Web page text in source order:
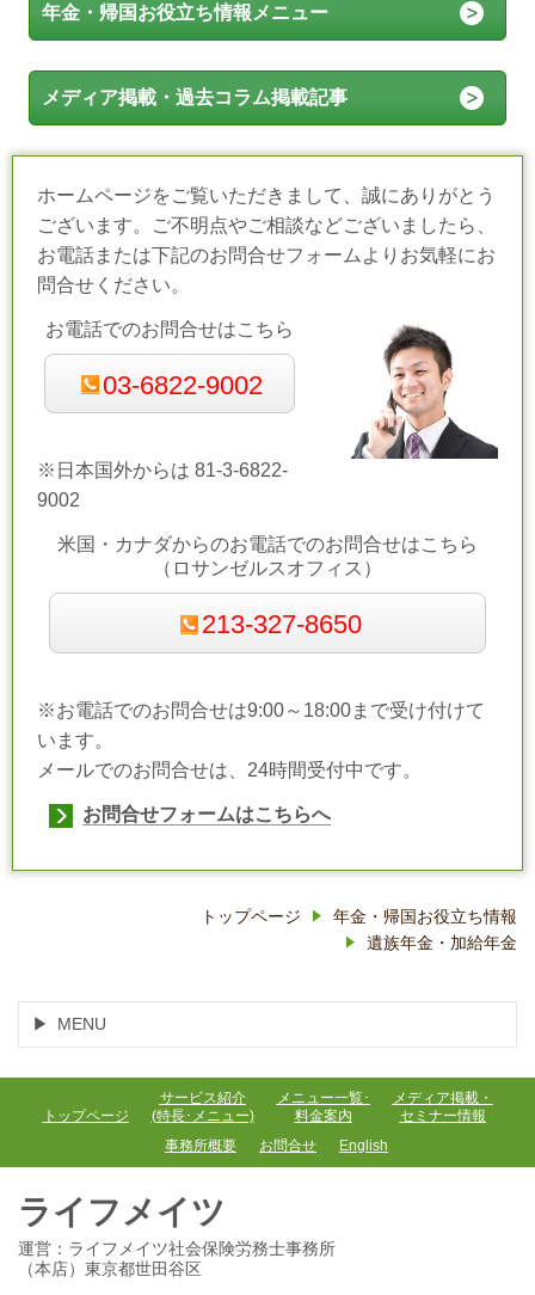
年金・帰国お役立ち情報メニュー
メディア掲載・過去コラム掲載記事
ホームページをご覧いただきまして、誠にありがとう
ございます。ご不明点やご相談などございましたら、
お電話または下記のお問合せフォームよりお気軽にお
問合せください。
お電話でのお問合せはこちら
03-6822-9002
※日本国外からは 81-3-6822-
9002
米国・カナダからのお電話でのお問合せはこちら
（ロサンゼルスオフィス）
213-327-8650
※お電話でのお問合せは9:00～18:00まで受け付けて
います。
メールでのお問合せは、24時間受付中です。
お問合せフォームはこちらへ
トップページ
年金・帰国お役立ち情報
遺族年金・加給年金
MENU
トップページ
サービス紹介
(特長･メニュー)
メニュー一覧･
料金案内
メディア掲載・
セミナー情報
事務所概要
お問合せ English
ライフメイツ
運営：ライフメイツ社会保険労務士事務所
（本店）東京都世田谷区